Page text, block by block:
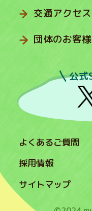
交通アクセス
団体のお客様
公式
よくあるご質問
採用情報
サイトマップ